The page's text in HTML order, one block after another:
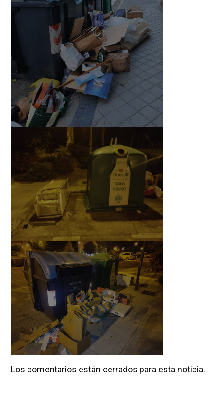
Los comentarios están cerrados para esta noticia.